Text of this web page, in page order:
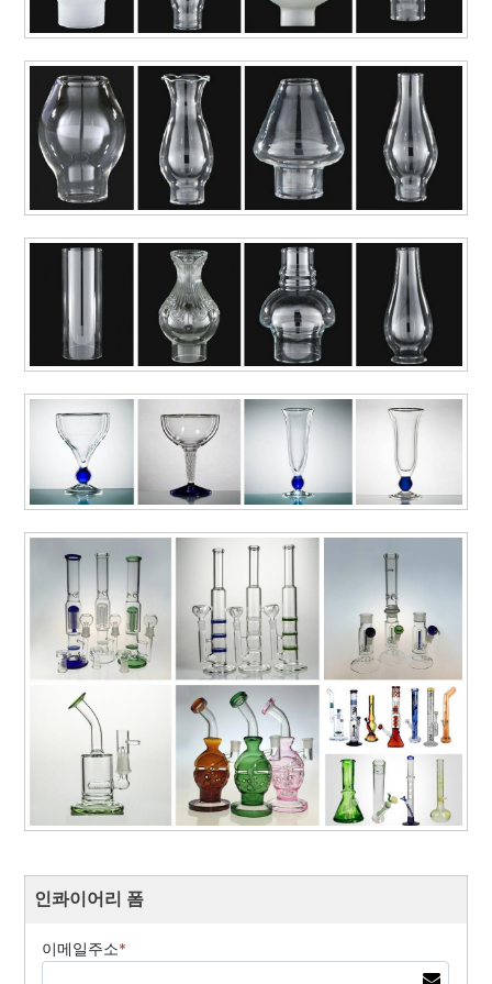
인콰이어리 폼